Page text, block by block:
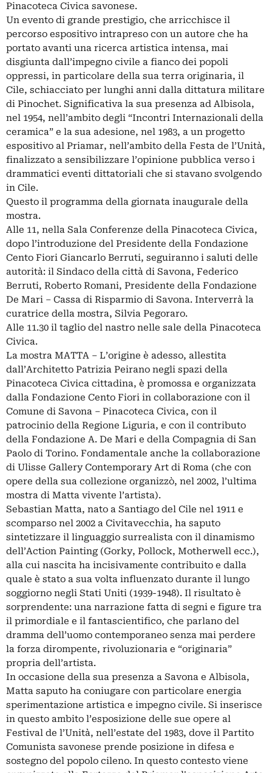
Pinacoteca Civica savonese.
Un evento di grande prestigio, che arricchisce il
percorso espositivo intrapreso con un autore che ha
portato avanti una ricerca artistica intensa, mai
disgiunta dall’impegno civile a fianco dei popoli
oppressi, in particolare della sua terra originaria, il
Cile, schiacciato per lunghi anni dalla dittatura militare
di Pinochet. Significativa la sua presenza ad Albisola,
nel 1954, nell’ambito degli “Incontri Internazionali della
ceramica” e la sua adesione, nel 1983, a un progetto
espositivo al Priamar, nell’ambito della Festa de l’Unità,
finalizzato a sensibilizzare l’opinione pubblica verso i
drammatici eventi dittatoriali che si stavano svolgendo
in Cile.
Questo il programma della giornata inaugurale della
mostra.
Alle 11, nella Sala Conferenze della Pinacoteca Civica,
dopo l’introduzione del Presidente della Fondazione
Cento Fiori Giancarlo Berruti, seguiranno i saluti delle
autorità: il Sindaco della città di Savona, Federico
Berruti, Roberto Romani, Presidente della Fondazione
De Mari – Cassa di Risparmio di Savona. Interverrà la
curatrice della mostra, Silvia Pegoraro.
Alle 11.30 il taglio del nastro nelle sale della Pinacoteca
Civica.
La mostra MATTA – L’origine è adesso, allestita
dall’Architetto Patrizia Peirano negli spazi della
Pinacoteca Civica cittadina, è promossa e organizzata
dalla Fondazione Cento Fiori in collaborazione con il
Comune di Savona – Pinacoteca Civica, con il
patrocinio della Regione Liguria, e con il contributo
della Fondazione A. De Mari e della Compagnia di San
Paolo di Torino. Fondamentale anche la collaborazione
di Ulisse Gallery Contemporary Art di Roma (che con
opere della sua collezione organizzò, nel 2002, l’ultima
mostra di Matta vivente l’artista).
Sebastian Matta, nato a Santiago del Cile nel 1911 e
scomparso nel 2002 a Civitavecchia, ha saputo
sintetizzare il linguaggio surrealista con il dinamismo
dell’Action Painting (Gorky, Pollock, Motherwell ecc.),
alla cui nascita ha incisivamente contribuito e dalla
quale è stato a sua volta influenzato durante il lungo
soggiorno negli Stati Uniti (1939-1948). Il risultato è
sorprendente: una narrazione fatta di segni e figure tra
il primordiale e il fantascientifico, che parlano del
dramma dell’uomo contemporaneo senza mai perdere
la forza dirompente, rivoluzionaria e “originaria”
propria dell’artista.
In occasione della sua presenza a Savona e Albisola,
Matta saputo ha coniugare con particolare energia
sperimentazione artistica e impegno civile. Si inserisce
in questo ambito l’esposizione delle sue opere al
Festival de l’Unità, nell’estate del 1983, dove il Partito
Comunista savonese prende posizione in difesa e
sostegno del popolo cileno. In questo contesto viene